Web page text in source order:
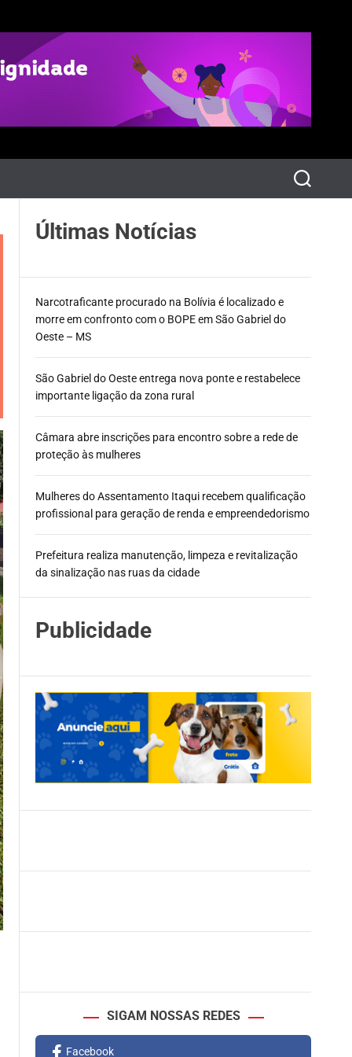
P
e
a
Últimas Notícias
Narcotraficante procurado na Bolívia é localizado e
morre em confronto com o BOPE em São Gabriel do
Oeste – MS
São Gabriel do Oeste entrega nova ponte e restabelece
importante ligação da zona rural
Câmara abre inscrições para encontro sobre a rede de
proteção às mulheres
Mulheres do Assentamento Itaqui recebem qualificação
profissional para geração de renda e empreendedorismo
Prefeitura realiza manutenção, limpeza e revitalização
da sinalização nas ruas da cidade
Publicidade
SIGAM NOSSAS REDES
Facebook